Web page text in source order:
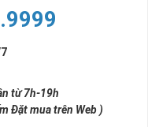
quan trọng.
từ 7h-19h
Đặt mua trên Web )